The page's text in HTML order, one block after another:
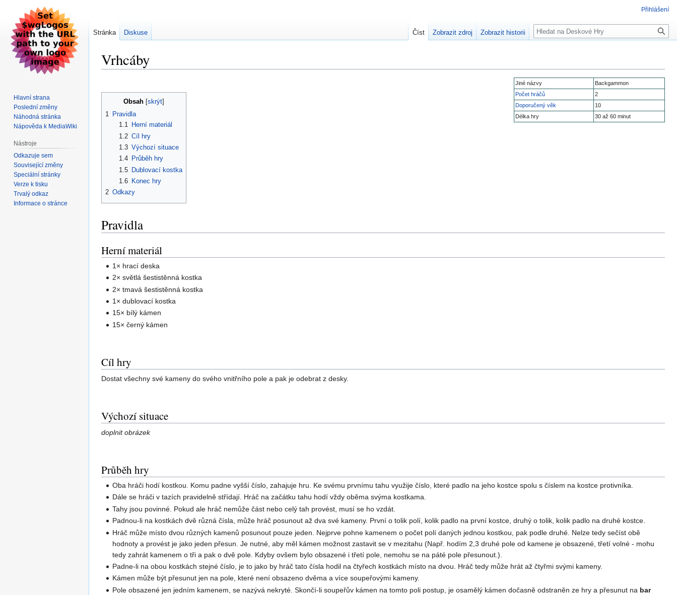
Vrhcáby
na
navigaci
na
vyhledávání
Jiné názvy
Backgammon
Počet hráčů
2
Doporučený věk
10
Délka hry
30 až 60 minut
Obsah
1 Pravidla
1.1
Herní materiál
1.2 Cíl hry
1.3 Výchozí situace
1.4
Průběh hry
1.5
Dublovací kostka
1.6
Konec hry
2 Odkazy
Pravidla
Herní materiál
1× hrací deska
2× světlá šestistěnná kostka
2× tmavá šestistěnná kostka
1× dublovací kostka
15× bílý kámen
15× černý kámen
Cíl hry
Dostat všechny své kameny do svého vnitřního pole a pak je odebrat z desky.
Výchozí situace
doplnit obrázek
Průběh hry
Oba hráči hodí kostkou. Komu padne vyšší číslo, zahajuje hru. Ke svému prvnímu tahu využije číslo, které padlo na jeho kostce spolu s číslem na kostce protivníka.
Dále se hráči v tazích pravidelně střídají. Hráč na začátku tahu hodí vždy oběma svýma kostkama.
Tahy jsou povinné. Pokud ale hráč nemůže část nebo celý tah provést, musí se ho vzdát.
Padnou-li na kostkách dvě různá čísla, může hráč posunout až dva své kameny. První o tolik polí, kolik padlo na první kostce, druhý o tolik, kolik padlo na druhé kostce.
Hráč může místo dvou různých kamenů posunout pouze jeden. Nejprve pohne kamenem o počet polí daných jednou kostkou, pak podle druhé. Nelze tedy sečíst obě
hodnoty a provést je jako jeden přesun. Je nutné, aby měl kámen možnost zastavit se v mezitahu (Např. hodím 2,3 druhé pole od kamene je obsazené, třetí volné - mohu
tedy zahrát kamenem o tři a pak o dvě pole. Kdyby ovšem bylo obsazené i třetí pole, nemohu se na páté pole přesunout.).
Padne-li na obou kostkách stejné číslo, je to jako by hráč tato čísla hodil na čtyřech kostkách místo na dvou. Hráč tedy může hrát až čtyřmi svými kameny.
Kámen může být přesunut jen na pole, které není obsazeno dvěma a více soupeřovými kameny.
Pole obsazené jen jedním kamenem, se nazývá nekryté. Skončí-li soupeřův kámen na tomto poli postup, je osamělý kámen dočasně odstraněn ze hry a přesunut na bar
Přihlášení
Stránka Diskuse Číst Zobrazit zdroj Zobrazit historii Hledat
Hlavní strana
Poslední změny
Náhodná stránka
Nápověda k MediaWiki
Nástroje
Odkazuje sem
Související změny
Speciální stránky
Verze k tisku
Trvalý odkaz
Informace o stránce